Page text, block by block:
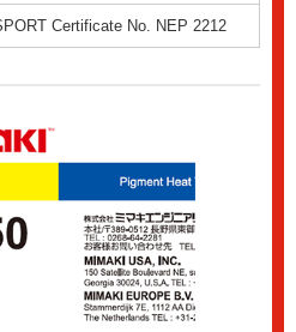
Certificate No. NEP 2212